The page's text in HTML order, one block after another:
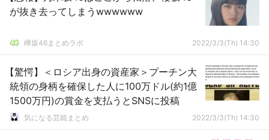
が抜き去ってしまうwwwwww
欅坂46まとめラボ 2022/3/3(Th) 14:30
【驚愕】＜ロシア出身の資産家＞プーチン大
統領の身柄を確保した人に100万ドル(約1億
1500万円)の賞金を支払うとSNSに投稿
気になる芸能まとめ 2022/3/3(Th) 14:30